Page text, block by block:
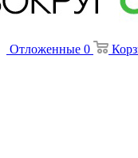
Отложенные 0